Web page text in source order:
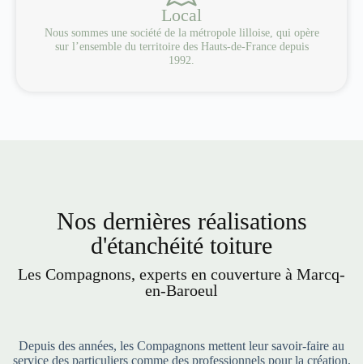
Local
Nous sommes une société de la métropole lilloise, qui opère
sur l’ensemble du territoire des Hauts-de-France depuis
1992.
Nos dernières réalisations
d'étanchéité toiture
Les Compagnons, experts en couverture à Marcq-
en-Baroeul
Depuis des années, les Compagnons mettent leur savoir-faire au
service des particuliers comme des professionnels pour la création,